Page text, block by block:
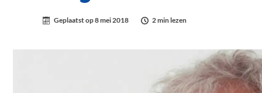
Geplaatst op8 mei 2018 2 min lezen